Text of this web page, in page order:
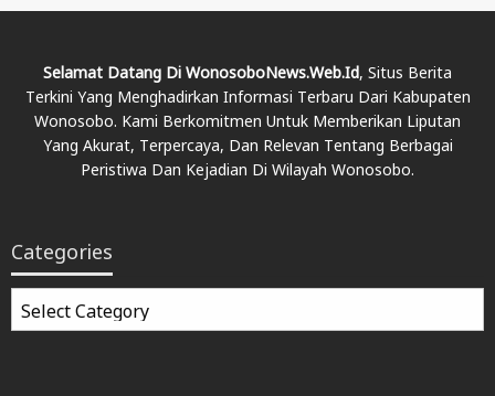
Selamat Datang Di WonosoboNews.web.id, Situs Berita
Terkini Yang Menghadirkan Informasi Terbaru Dari Kabupaten
Wonosobo. Kami Berkomitmen Untuk Memberikan Liputan
Yang Akurat, Terpercaya, Dan Relevan Tentang Berbagai
Peristiwa Dan Kejadian Di Wilayah Wonosobo.
Categories
Categories